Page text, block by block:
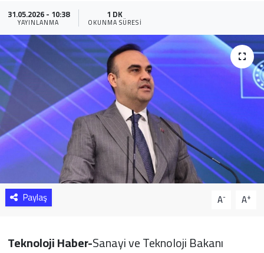
31.05.2026 - 10:38
YAYINLANMA
1 DK
OKUNMA SÜRESI
Paylaş A- A+
Teknoloji Haber-Sanayi ve Teknoloji Bakanı
Teknoloji
Yaşam
Sağlık
Yazarlar
Resmi İlan
Resmi Reklam